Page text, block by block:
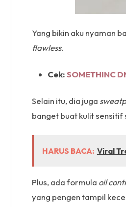
Yang bikin aku nyaman
flawless.
Cek:SOMETHINC
Selain itu, dia juga
banget buat kulit sensitif
HARUS BACA: Viral
Plus, ada formula oil
yang pengen tampil